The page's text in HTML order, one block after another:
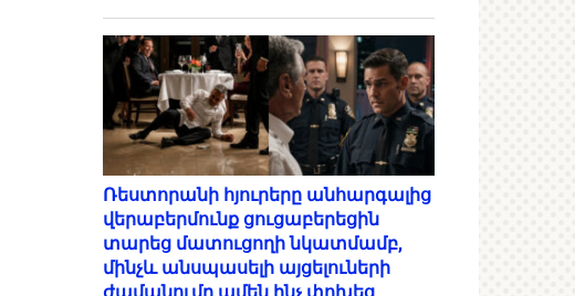
Ռեստորանի հյուրերը անհարգալից
վերաբերմունք ցուցաբերեցին
տարեց մատուցողի նկատմամբ,
մինչև անսպասելի այցելուների